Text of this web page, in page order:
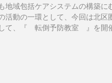
地域包括ケアシステムの構築に
活動の一環として、今回は北
て、『　転倒予防教室　』を開